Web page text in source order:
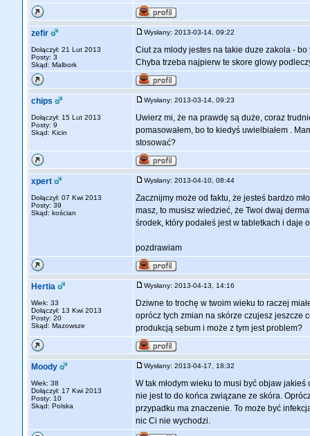
zefir
Dołączył: 21 Lut 2013
Posty: 3
Skąd: Malbork
Wysłany: 2013-03-14, 09:22
Ciut za mlody jestes na takie duze zakola -
Chyba trzeba najpierw te skore glowy
chips
Dołączył: 15 Lut 2013
Posty: 9
Skąd: Kicin
Wysłany: 2013-03-14, 09:23
Uwierz mi, że na prawdę są duże, coraz
pomasowałem, bo to kiedyś uwielbiałem .
stosować?
xpert
Dołączył: 07 Kwi 2013
Posty: 39
Skąd: kościan
Wysłany: 2013-04-10, 08:44
Zacznijmy może od faktu, że jesteś bardzo
masz, to musisz wiedzieć, że Twoi dwaj
środek, który podałeś jest w tabletkach i daje
pozdrawiam
Hertia
Wiek: 33
Dołączył: 13 Kwi 2013
Posty: 20
Skąd: Mazowsze
Wysłany: 2013-04-13, 14:16
Dziwne to trochę w twoim wieku to raczej
oprócz tych zmian na skórze czujesz jeszcze
produkcją sebum i może z tym jest problem?
Moody
Wiek: 38
Dołączył: 17 Kwi 2013
Posty: 10
Skąd: Polska
Wysłany: 2013-04-17, 18:32
W tak młodym wieku to musi być objaw
nie jest to do końca związane ze skóra.
przypadku ma znaczenie. To może być
nic Ci nie wychodzi.